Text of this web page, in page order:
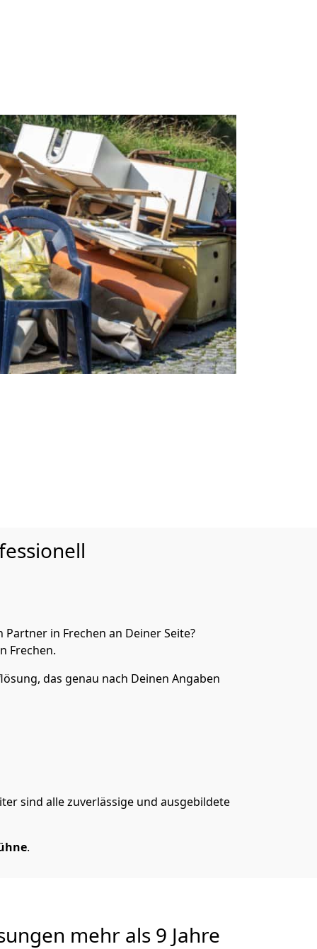
in Frechen an Deiner Seite?
Frechen.
das genau nach Deinen Angaben
sind alle zuverlässige und ausgebildete
.
mehr als 9 Jahre